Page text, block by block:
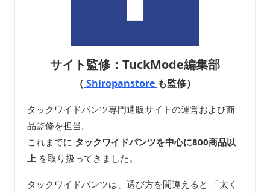
サイト監修：TuckMode編集部
（ Shiropanstore も監修）
タックワイドパンツ専門通販サイトの運営および商
品監修を担当。
これまでに タックワイドパンツを中心に800商品以
上 を取り扱ってきました。
タックワイドパンツは、選び方を間違えると 「太く